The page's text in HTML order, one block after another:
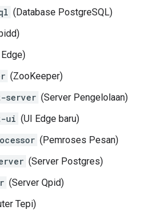
(Database PostgreSQL)
(ZooKeeper)
server (Server Pengelolaan)
ui (UI Edge baru)
(Pemroses Pesan)
(Server Postgres)
(Server Qpid)
Tepi)